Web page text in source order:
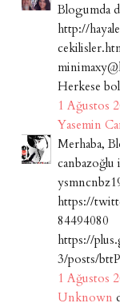
Blogumda
http://
Herkese
1 Ağustos
Yasemin
Merhaba,
canbazoğlu
https://
84494080
https://
3/posts/
1 Ağustos
Unknown